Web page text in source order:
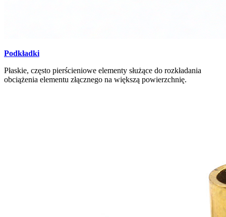
Podkładki
Płaskie, często pierścieniowe elementy służące do rozkładania
obciążenia elementu złącznego na większą powierzchnię.